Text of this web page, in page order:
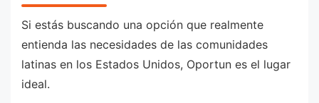
Si estás buscando una opción que realmente
entienda las necesidades de las comunidades
latinas en los Estados Unidos, Oportun es el lugar
ideal.